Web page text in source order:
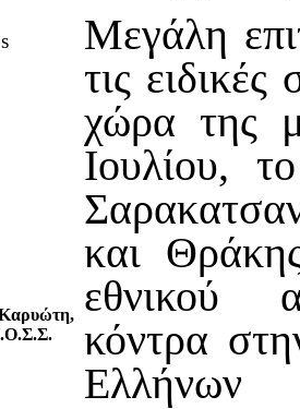
Μεγάλη
τις
χώρα της
Ιουλίου,
και
εθνικού
κόντρα
Ελλήνων